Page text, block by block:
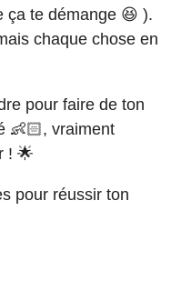
ça te démange 😆 ).
chaque chose en
pour faire de ton
👶🏻, vraiment
! 🌟
pour réussir ton